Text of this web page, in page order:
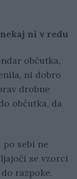
ni v redu
občutka,
ni dobro
drobne
občutka, da
po sebi ne
se vzorci
razpoke.